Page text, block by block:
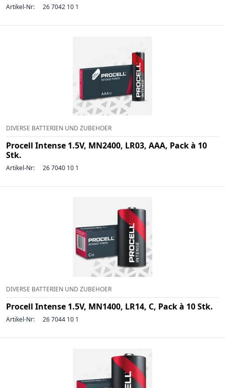
Artikel-Nr: 26 7042 10 1
DIVERSE BATTERIEN UND ZUBEHOER
Procell Intense 1.5V, MN2400, LR03, AAA, Pack à 10
Stk.
Artikel-Nr: 26 7040 10 1
DIVERSE BATTERIEN UND ZUBEHOER
Procell Intense 1.5V, MN1400, LR14, C, Pack à 10 Stk.
Artikel-Nr: 26 7044 10 1